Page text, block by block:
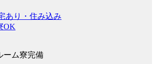
あり・住み込み
OK
ーム寮完備